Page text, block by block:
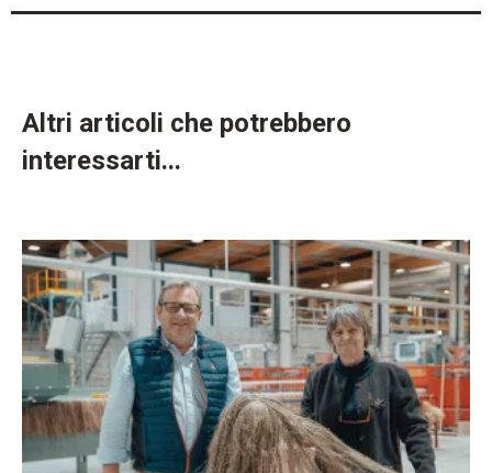
Altri articoli che potrebbero
interessarti...